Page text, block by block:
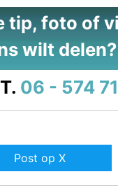
tip, foto of
wilt delen?
T. 06 - 574
Post op X